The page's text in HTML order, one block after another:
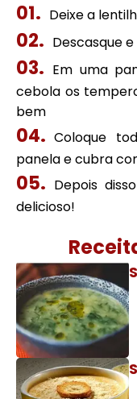
Deixe a
Descasque
Em uma
cebola os
bem
Coloque
panela e cubra
Depois
delicioso!